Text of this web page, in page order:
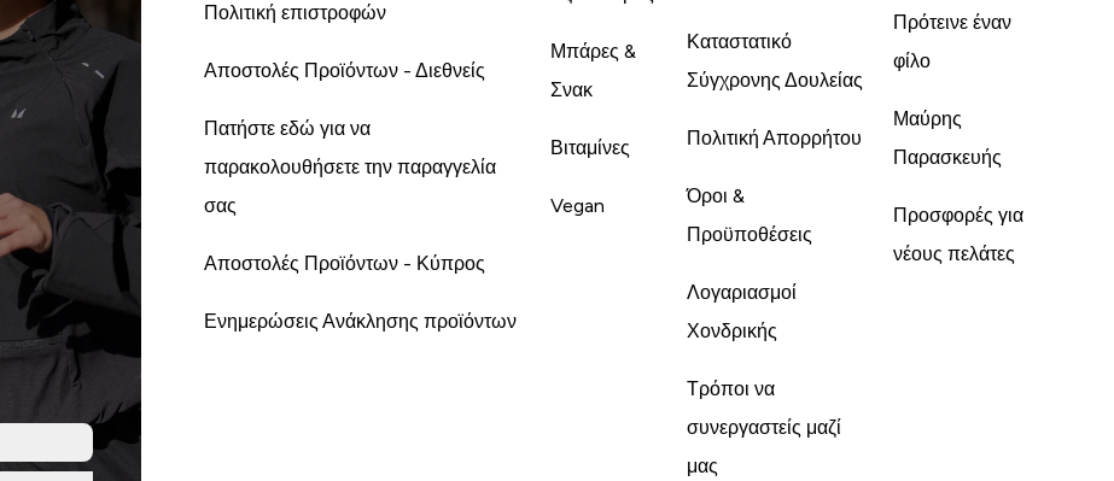
Πολιτική επιστροφών
Αποστολές Προϊόντων - Διεθνείς
Πατήστε εδώ για να
παρακολουθήσετε την παραγγελία
σας
Αποστολές Προϊόντων - Κύπρος
Ενημερώσεις Ανάκλησης προϊόντων
Μπάρες &
Σνακ
Βιταμίνες
Vegan
Καταστατικό
Σύγχρονης Δουλείας
Πολιτική Απορρήτου
Όροι &
Προϋποθέσεις
Λογαριασμοί
Χονδρικής
Τρόποι να
συνεργαστείς μαζί
μας
Πρότεινε έναν
φίλο
Μαύρης
Παρασκευής
Προσφορές για
νέους πελάτες